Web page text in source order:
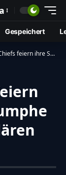
Gespeichert
Triumphe mit einer spektakulären Ringzeremonie